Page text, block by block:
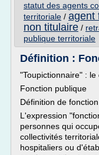
statut des agents
territoriale / agent
non titulaire /
publique territoriale
Définition :
"Toupictionnaire" :
Fonction publique
Définition de
L'expression
personnes qui
collectivités
hospitaliers ou